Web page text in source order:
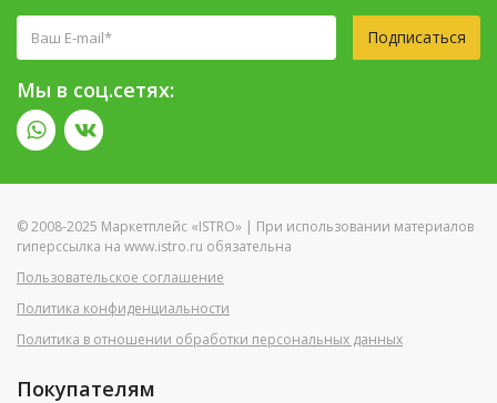
Подписаться
Мы в соц.сетях:
© 2008-2025 Маркетплейс «ISTRO» | При использовании материалов
гиперссылка на www.istro.ru обязательна
Пользовательское соглашение
Политика конфиденциальности
Политика в отношении обработки персональных данных
Покупателям